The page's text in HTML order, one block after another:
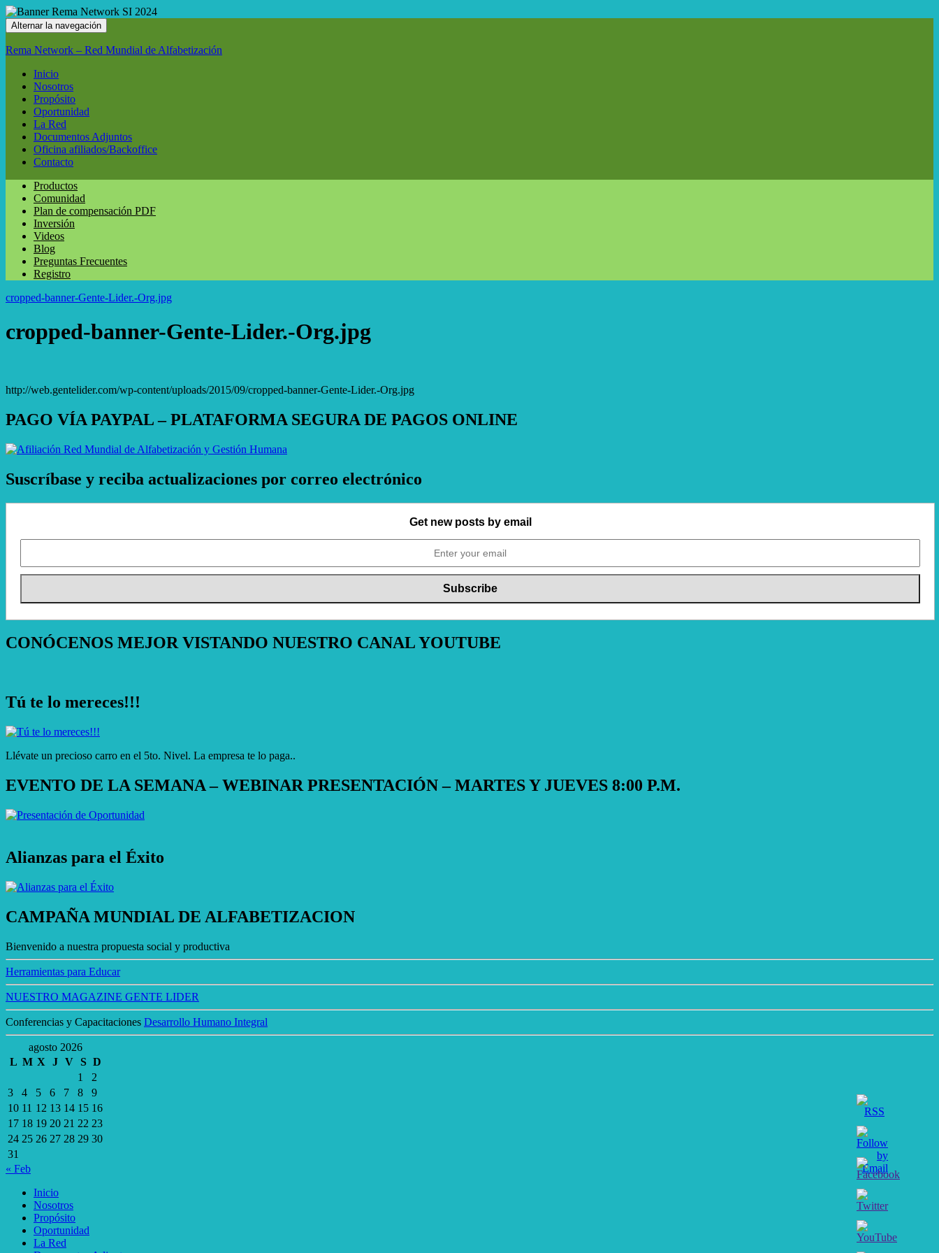
Alternar la navegación
Rema Network – Red Mundial de Alfabetización
Inicio
Nosotros
Propósito
Oportunidad
La Red
Documentos Adjuntos
Oficina afiliados/Backoffice
Contacto
Productos
Comunidad
Plan de compensación PDF
Inversión
Videos
Blog
Preguntas Frecuentes
Registro
cropped-banner-Gente-Lider.-Org.jpg
cropped-banner-Gente-Lider.-Org.jpg
http://web.gentelider.com/wp-content/uploads/2015/09/cropped-banner-Gente-Lider.-Org.jpg
PAGO VÍA PAYPAL – PLATAFORMA SEGURA DE PAGOS ONLINE
Suscríbase y reciba actualizaciones por correo electrónico
Get new posts by email
CONÓCENOS MEJOR VISTANDO NUESTRO CANAL YOUTUBE
Tú te lo mereces!!!
Llévate un precioso carro en el 5to. Nivel. La empresa te lo paga..
EVENTO DE LA SEMANA – WEBINAR PRESENTACIÓN – MARTES Y JUEVES 8:00 P.M.
Alianzas para el Éxito
CAMPAÑA MUNDIAL DE ALFABETIZACION
Bienvenido a nuestra propuesta social y productiva
Herramientas para Educar
NUESTRO MAGAZINE GENTE LIDER
Conferencias y Capacitaciones Desarrollo Humano Integral
agosto 2026
L M X J V S D
1
2
3
4 5 6 7 8
9
10 11 12 13 14 15 16
17 18 19 20 21 22 23
24 25 26 27 28 29 30
31
« Feb
Inicio
Nosotros
Propósito
Oportunidad
La Red